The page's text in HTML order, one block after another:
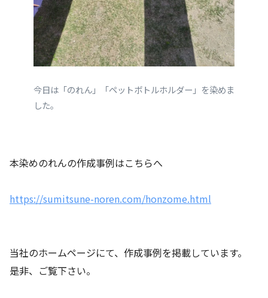
今日は「のれん」「ペットボトルホルダー」を染めま
した。
本染めのれんの作成事例はこちらへ
https://sumitsune-noren.com/honzome.html
当社のホームページにて、作成事例を掲載しています。
是非、ご覧下さい。